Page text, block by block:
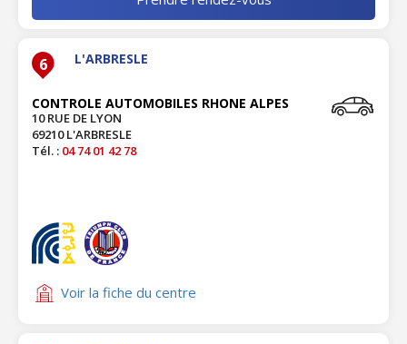
6 L'ARBRESLE
CONTROLE AUTOMOBILES RHONE ALPES
10 RUE DE LYON
69210 L'ARBRESLE
Tél. : 04 74 01 42 78
Voir la fiche du centre